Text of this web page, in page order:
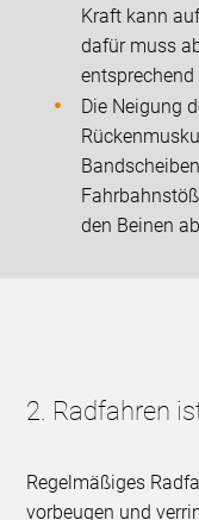
Kraft kann
dafür muss
Die Neigung
den Beinen
2. Radfahren
Regelmäßiges
vorbeugen und